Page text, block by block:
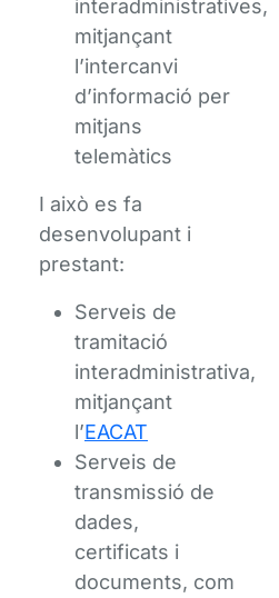
interadministratives,
mitjançant
l’intercanvi
d’informació per
mitjans
telemàtics
I això es fa
desenvolupant i
prestant:
Serveis de
tramitació
interadministrativa,
mitjançant
l’EACAT
Serveis de
transmissió de
dades,
certificats i
documents, com